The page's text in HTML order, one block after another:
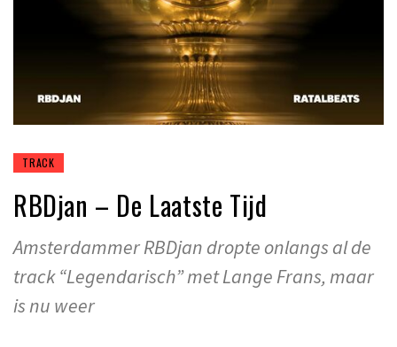
TRACK
RBDjan – De Laatste Tijd
Amsterdammer RBDjan dropte onlangs al de
track “Legendarisch” met Lange Frans, maar
is nu weer